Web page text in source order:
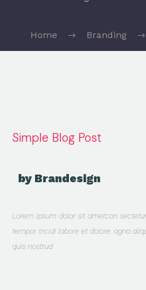
Home Branding
Simple Blog Post
by Brandesign
Lorem ipsum dolor sit ametcon
tempor incidi labore et dolore. agna
quis nostrud